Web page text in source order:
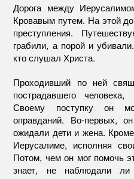
Дорога между
Кровавым путем. На этой
преступления.
грабили, а порой и
кто слушал Христа.
Проходивший по ней
пострадавшего
Своему поступку он
оправданий. Во-первых,
ожидали дети и жена.
Иерусалиме, исполняя
Потом, чем он мог помочь
знает, не наблюдали